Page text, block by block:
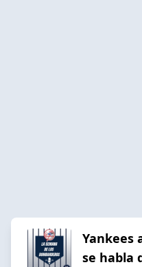
Yankees
se habla